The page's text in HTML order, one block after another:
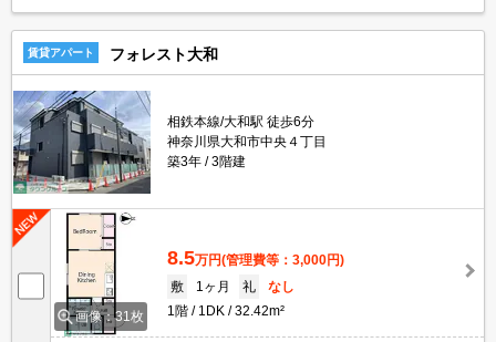
賃貸アパート フォレスト大和
相鉄本線/大和駅 徒歩6分
神奈川県大和市中央４丁目
築3年
3階建
画像：31枚
8.5万円(管理費等：3,000円)
敷
1ヶ月 礼
なし
1階
1DK 32.42m²